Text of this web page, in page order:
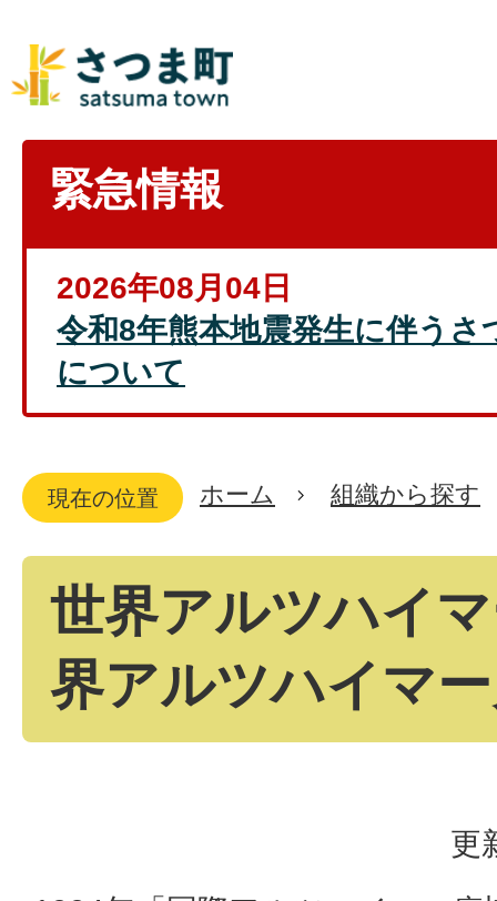
緊急情報
2026年08月04日
令和8年熊本地震発生に伴うさ
について
現在の位置 ホーム 組織から探す
世界アルツハイ
界アルツハイマ
更